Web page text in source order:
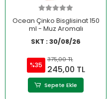
Ocean Çinko Bisglisinat 150
ml - Muz Aromalı
SKT : 30/08/26
%35
375,00 TL
245,00 TL
Sepete Ekle